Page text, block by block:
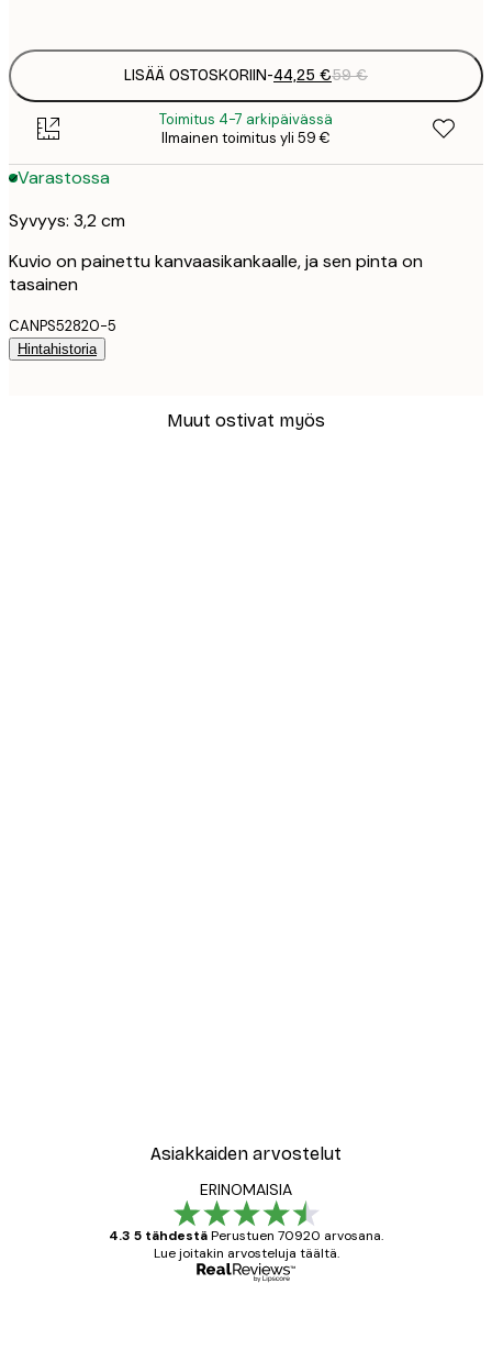
LISÄÄ OSTOSKORIIN-44,25 €59 €
Toimitus 4-7 arkipäivässä
Ilmainen toimitus yli 59 €
Varastossa
Syvyys: 3,2 cm
Kuvio on painettu kanvaasikankaalle, ja sen pinta on
tasainen
CANPS52820-5
Hintahistoria
Muut ostivat myös
Asiakkaiden arvostelut
ERINOMAISIA
4.3 5 tähdestäPerustuen 70920 arvosana.
Lue joitakin arvosteluja täältä.